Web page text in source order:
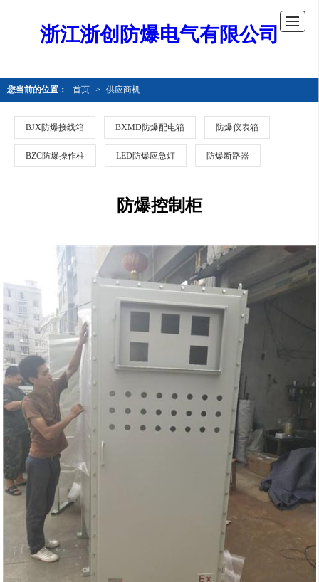
浙江浙创防爆电气有限公司
您当前的位置： 首页 > 供应商机
BJX防爆接线箱 BXMD防爆配电箱 防爆仪表箱
BZC防爆操作柱 LED防爆应急灯 防爆断路器
防爆控制柜